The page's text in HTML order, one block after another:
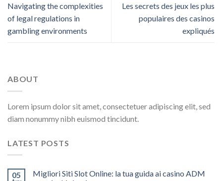
Navigating the complexities
of legal regulations in
gambling environments
Les secrets des jeux les plus
populaires des casinos
expliqués
ABOUT
Lorem ipsum dolor sit amet, consectetuer adipiscing elit, sed
diam nonummy nibh euismod tincidunt.
LATEST POSTS
05
Migliori Siti Slot Online: la tua guida ai casino ADM